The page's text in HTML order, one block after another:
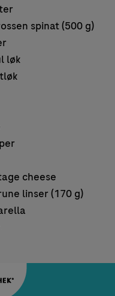
spinat (500 g)
løk
cheese
linser (170 g)